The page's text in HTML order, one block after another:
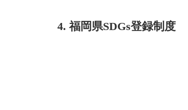
4. 福岡県SDGs登録制度